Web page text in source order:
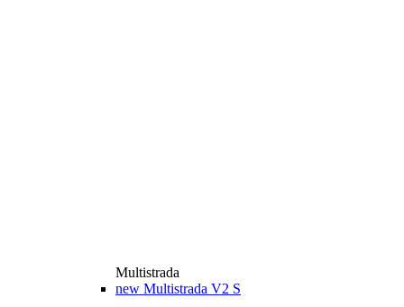
Multistrada
new Multistrada V2 S